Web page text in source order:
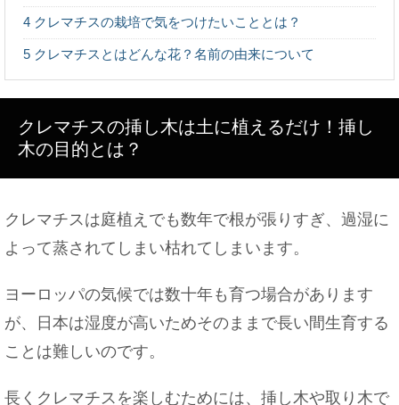
点をご紹介！
バレエに柔軟は必要！厳しい柔軟ストレッチに耐え
るべき
太ももを太くするには？女性らしい体型を目指して
みよう
子供が「幼稚園の先生が怖い」という原因や対処法
とは
4 クレマチスの栽培で気をつけたいこととは？
5 クレマチスとはどんな花？名前の由来について
クレマチスの挿し木は土に植えるだけ！挿し
木の目的とは？
クレマチスは庭植えでも数年で根が張りすぎ、過湿に
よって蒸されてしまい枯れてしまいます。
ヨーロッパの気候では数十年も育つ場合があります
が、日本は湿度が高いためそのままで長い間生育する
ことは難しいのです。
長くクレマチスを楽しむためには、挿し木や取り木で